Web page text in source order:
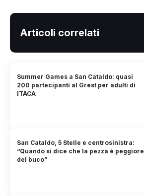
Articoli correlati
Summer Games a San Cataldo: quasi
200 partecipanti al Grest per adulti di
ITACA
San Cataldo, 5 Stelle e centrosinistra:
“Quando si dice che la pezza è peggiore
del buco”